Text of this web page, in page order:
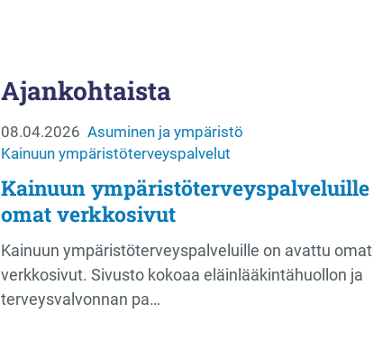
Ajankohtaista
08.04.2026 Asuminen ja ympäristö
Kainuun ympäristöterveyspalvelut
Kainuun ympäristöterveyspalveluille
omat verkkosivut
Kainuun ympäristöterveyspalveluille on avattu omat
verkkosivut. Sivusto kokoaa eläinlääkintähuollon ja
terveysvalvonnan pa…